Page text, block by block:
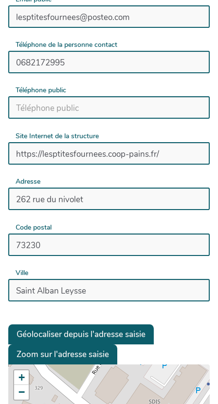
Téléphone de la personne contact
Téléphone public
Site Internet de la structure
Adresse
Code postal
Ville
Géolocaliser depuis l'adresse saisie
Zoom sur l'adresse saisie
+
−